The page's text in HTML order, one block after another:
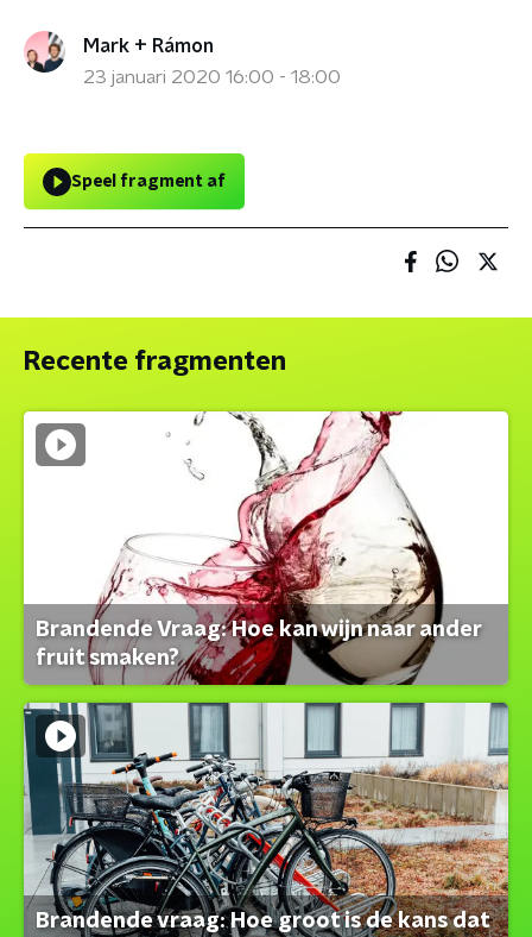
Mark + Rámon
23 januari 2020 16:00 - 18:00
Speel fragment af
Recente fragmenten
Brandende Vraag: Hoe kan wijn naar ander
fruit smaken?
Brandende vraag: Hoe groot is de kans dat